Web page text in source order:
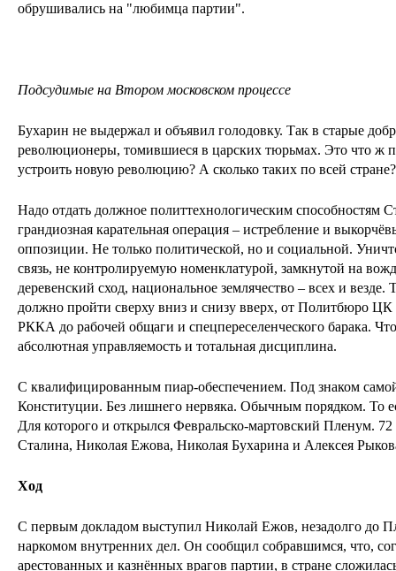
обрушивались на "любимца партии".
Подсудимые на Втором московском процессе
Бухарин не выдержал и объявил голодовку. Так в старые
революционеры, томившиеся в царских тюрьмах. Это что ж
устроить новую революцию? А сколько таких по всей
Надо отдать должное политтехнологическим способностям
грандиозная карательная операция – истребление и
оппозиции. Не только политической, но и социальной.
связь, не контролируемую номенклатурой, замкнутой на
деревенский сход, национальное землячество – всех и
должно пройти сверху вниз и снизу вверх, от Политбюро
РККА до рабочей общаги и спецпереселенческого барака.
абсолютная управляемость и тотальная дисциплина.
С квалифицированным пиар-обеспечением. Под знаком
Конституции. Без лишнего нервяка. Обычным порядком. То
Для которого и открылся Февральско-мартовский Пленум.
Сталина, Николая Ежова, Николая Бухарина и Алексея
Ход
С первым докладом выступил Николай Ежов, незадолго до
наркомом внутренних дел. Он сообщил собравшимся, что,
арестованных и казнённых врагов партии, в стране